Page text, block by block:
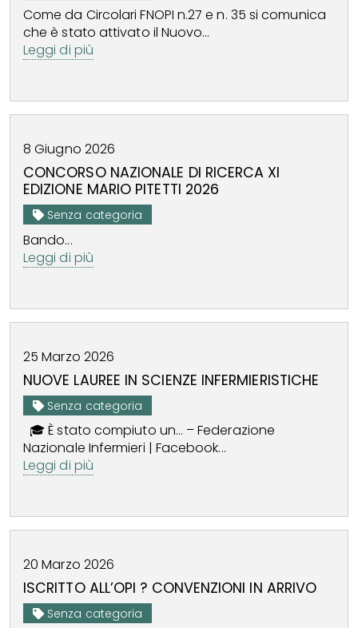
Come da Circolari FNOPI n.27 e n. 35 si comunica
che è stato attivato il Nuovo...
Leggi di più
8 Giugno 2026
CONCORSO NAZIONALE DI RICERCA XI
EDIZIONE MARIO PITETTI 2026
Senza categoria
Bando...
Leggi di più
25 Marzo 2026
NUOVE LAUREE IN SCIENZE INFERMIERISTICHE
Senza categoria
🎓 È stato compiuto un… – Federazione
Nazionale Infermieri | Facebook...
Leggi di più
20 Marzo 2026
ISCRITTO ALL’OPI ? CONVENZIONI IN ARRIVO
Senza categoria